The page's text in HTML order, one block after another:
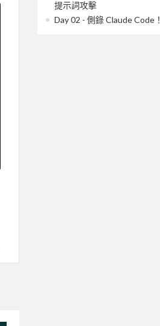
提示詞攻擊
Day 02 - 側錄 Claude Code！